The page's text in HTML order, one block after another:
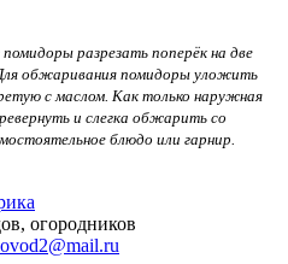
разрезать поперёк на две
обжаривания помидоры уложить
с маслом. Как только наружная
и слегка обжарить со
блюдо или гарнир.
огородников